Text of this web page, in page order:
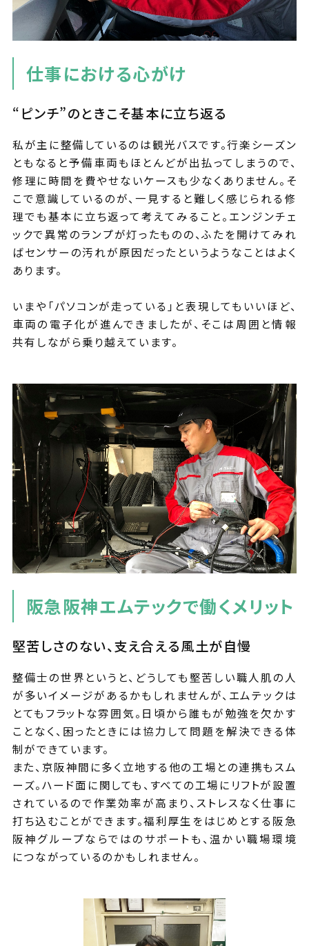
仕事における心がけ
“ピンチ”のときこそ基本に立ち返る
私が主に整備しているのは観光バスです。行楽シーズン
ともなると予備車両もほとんどが出払ってしまうので、
修理に時間を費やせないケースも少なくありません。そ
こで意識しているのが、一見すると難しく感じられる修
理でも基本に立ち返って考えてみること。エンジンチェ
ックで異常のランプが灯ったものの、ふたを開けてみれ
ばセンサーの汚れが原因だったというようなことはよく
あります。
いまや「パソコンが走っている」と表現してもいいほど、
車両の電子化が進んできましたが、そこは周囲と情報
共有しながら乗り越えています。
阪急阪神エムテックで働くメリット
堅苦しさのない、支え合える風土が自慢
整備士の世界というと、どうしても堅苦しい職人肌の人
が多いイメージがあるかもしれませんが、エムテックは
とてもフラットな雰囲気。日頃から誰もが勉強を欠かす
ことなく、困ったときには協力して問題を解決できる体
制ができています。
また、京阪神間に多く立地する他の工場との連携もスム
ーズ。ハード面に関しても、すべての工場にリフトが設置
されているので作業効率が高まり、ストレスなく仕事に
打ち込むことができます。福利厚生をはじめとする阪急
阪神グループならではのサポートも、温かい職場環境
につながっているのかもしれません。